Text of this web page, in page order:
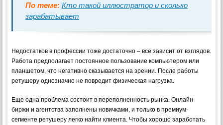
По теме: Кто такой иллюстратор и сколько
зарабатывает
Недостатков в профессии тоже достаточно – все зависит от взглядов.
Работа предполагает постоянное пользование компьютером или
планшетом, что негативно сказывается на зрении. После работы
ретушеру однозначно не повредит физическая нагрузка.
Еще одна проблема состоит в переполненность рынка. Онлайн-
биржи и агентства заполнены новичками, и только в премиум-
сегменте ретушеру легко найти клиента. Чтобы хорошо заработать